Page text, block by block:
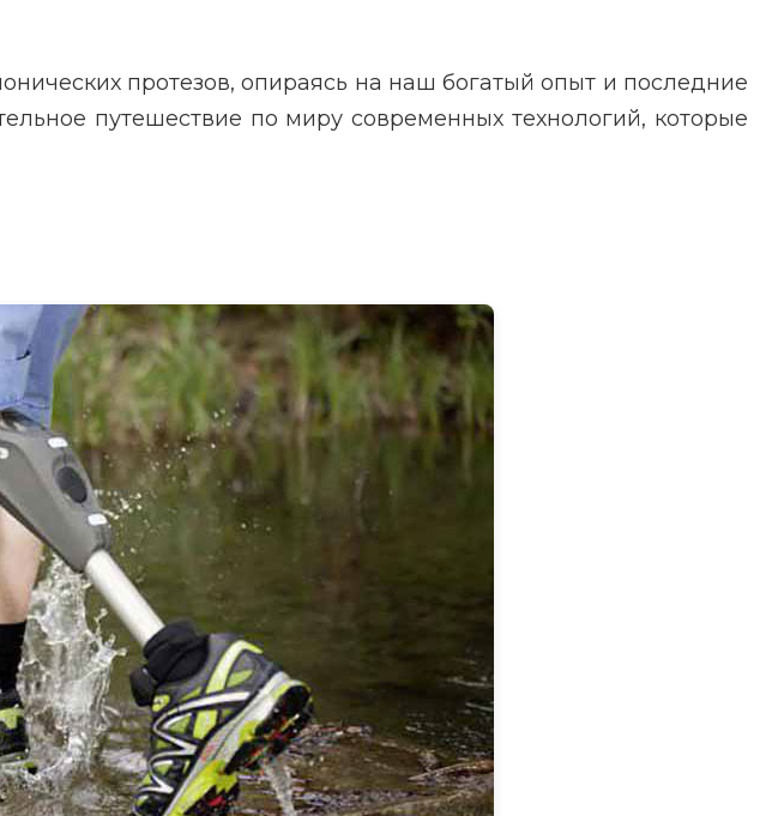
протезов, опираясь на наш богатый опыт и последние
путешествие по миру современных технологий, которые